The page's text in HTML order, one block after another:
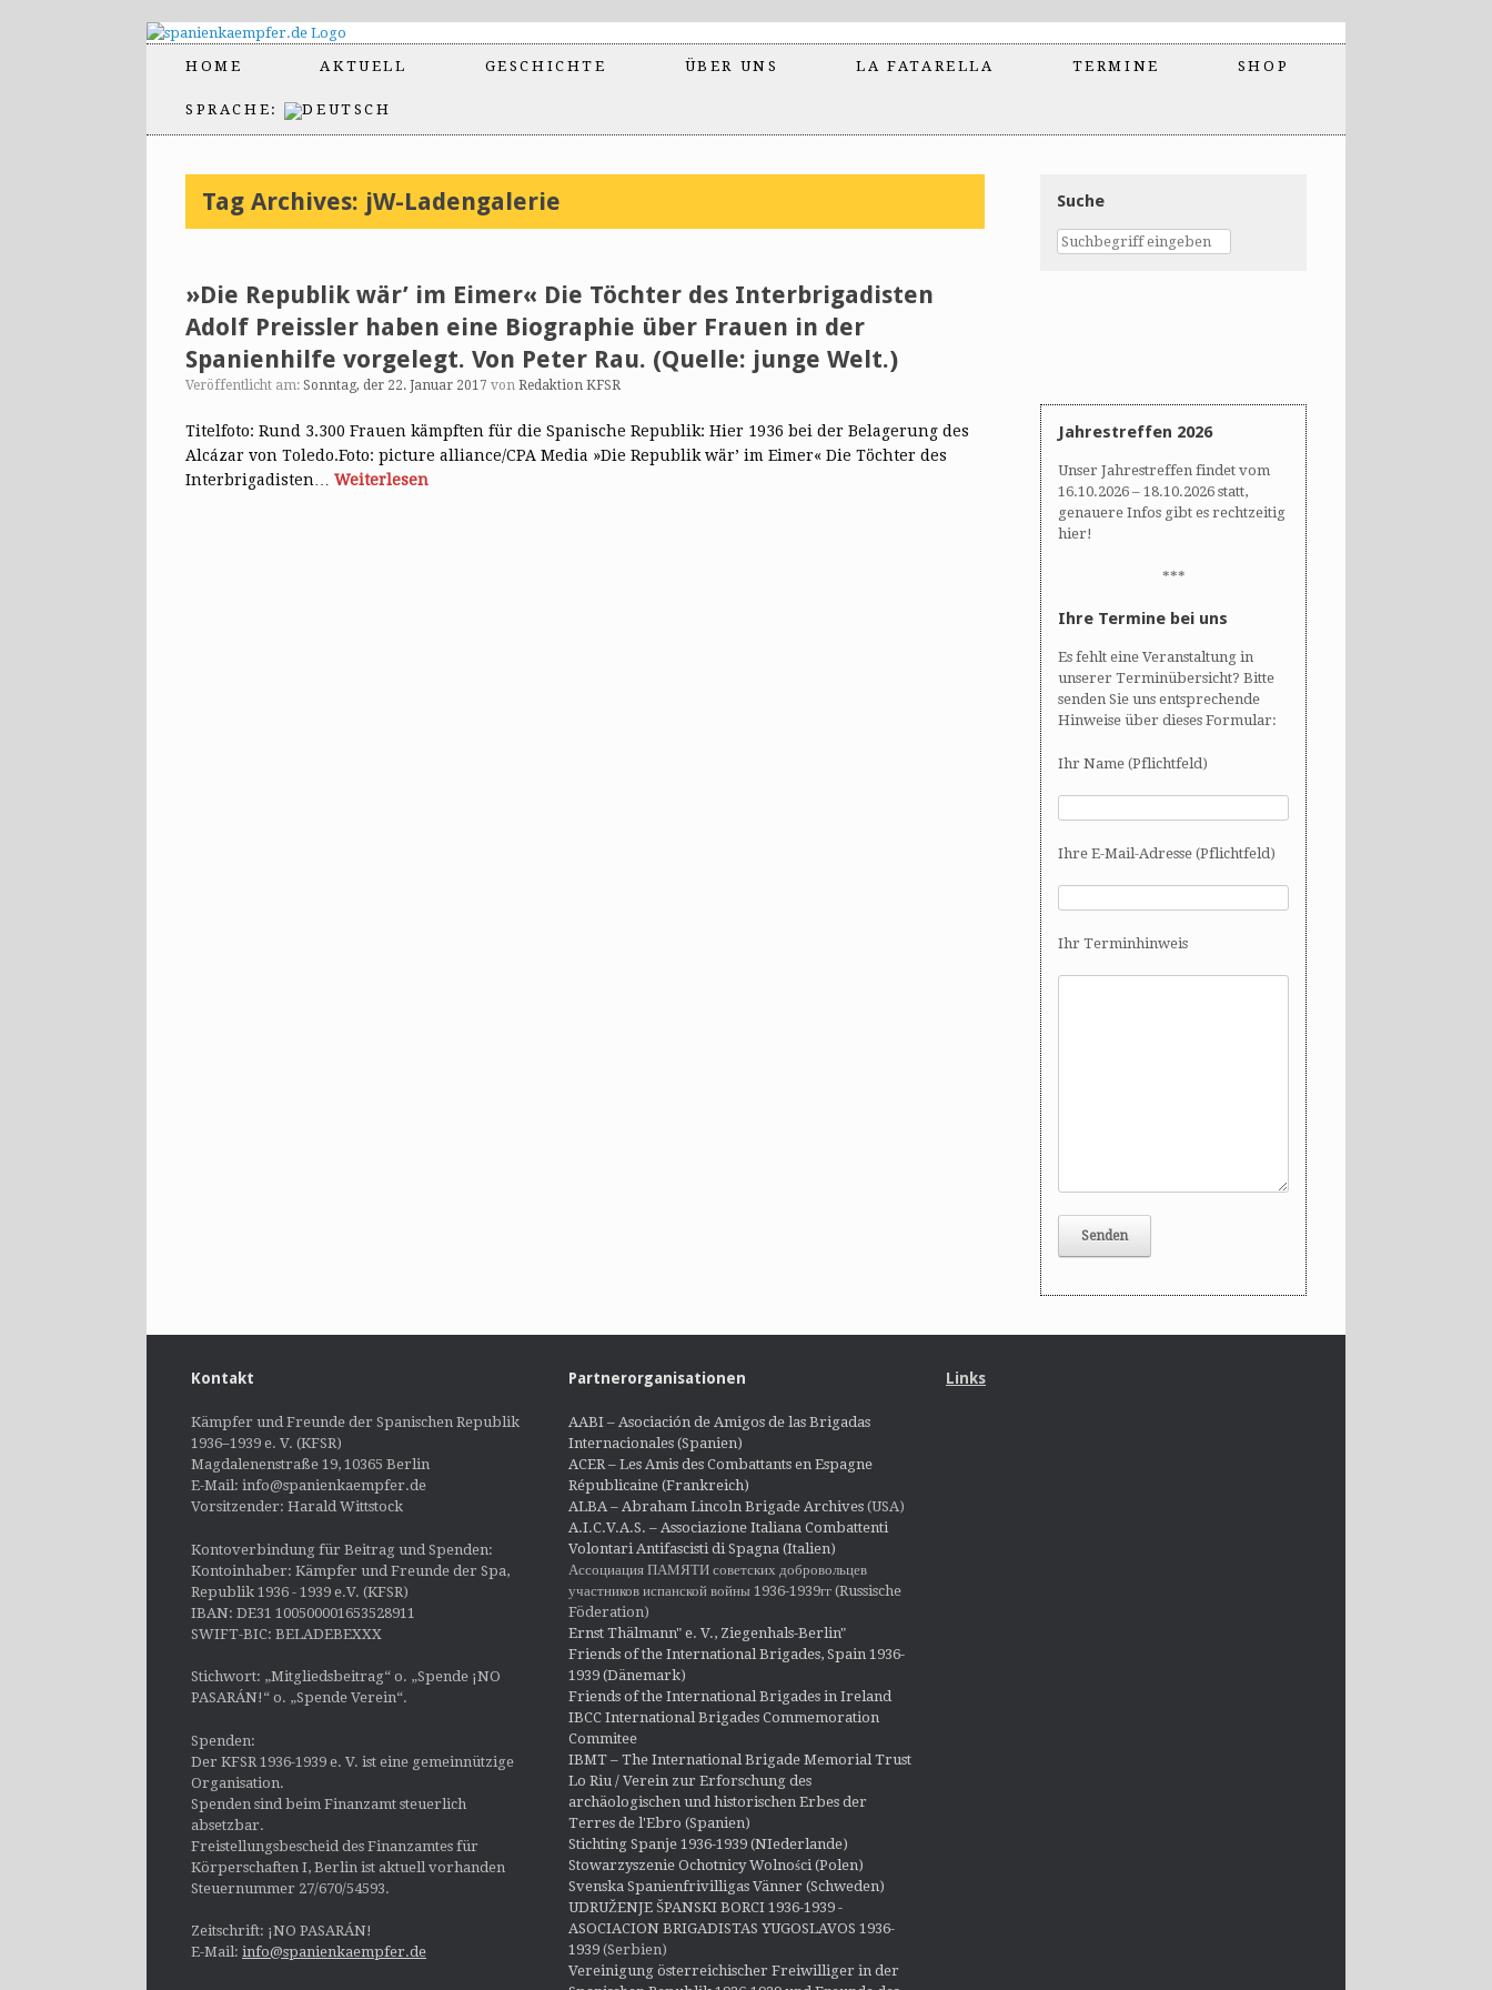
HOME AKTUELL GESCHICHTE ÜBER UNS LA FATARELLA TERMINE SHOP
SPRACHE:
Tag Archives: jW-Ladengalerie
»Die Republik wär’ im Eimer« Die Töchter des Interbrigadisten
Adolf Preissler haben eine Biographie über Frauen in der
Spanienhilfe vorgelegt. Von Peter Rau. (Quelle: junge Welt.)
Veröffentlicht am: Sonntag, der 22. Januar 2017 von Redaktion KFSR
Titelfoto: Rund 3.300 Frauen kämpften für die Spanische Republik: Hier 1936 bei der Belagerung des
Alcázar von Toledo.Foto: picture alliance/CPA Media »Die Republik wär’ im Eimer« Die Töchter des
Interbrigadisten… Weiterlesen
Suche
Jahrestreffen 2026
Unser Jahrestreffen findet vom
16.10.2026 – 18.10.2026 statt,
genauere Infos gibt es rechtzeitig
hier!
***
Ihre Termine bei uns
Es fehlt eine Veranstaltung in
unserer Terminübersicht? Bitte
senden Sie uns entsprechende
Hinweise über dieses Formular:
Ihr Name (Pflichtfeld)
Ihre E-Mail-Adresse (Pflichtfeld)
Ihr Terminhinweis
Kontakt
Kämpfer und Freunde der Spanischen Republik
1936–1939 e. V. (KFSR)
Magdalenenstraße 19, 10365 Berlin
E-Mail: info@spanienkaempfer.de
Vorsitzender: Harald Wittstock
Kontoverbindung für Beitrag und Spenden:
Kontoinhaber: Kämpfer und Freunde der Spa,
Republik 1936 - 1939 e.V. (KFSR)
IBAN: DE31 100500001653528911
SWIFT-BIC: BELADEBEXXX
Stichwort: „Mitgliedsbeitrag“ o. „Spende ¡NO
PASARÁN!“ o. „Spende Verein“.
Spenden:
Der KFSR 1936-1939 e. V. ist eine gemeinnützige
Organisation.
Spenden sind beim Finanzamt steuerlich
absetzbar.
Freistellungsbescheid des Finanzamtes für
Körperschaften I, Berlin ist aktuell vorhanden
Steuernummer 27/670/54593.
Zeitschrift: ¡NO PASARÁN!
E-Mail: info@spanienkaempfer.de
Partnerorganisationen
AABI – Asociación de Amigos de las Brigadas
Internacionales (Spanien)
ACER – Les Amis des Combattants en Espagne
Républicaine (Frankreich)
ALBA – Abraham Lincoln Brigade Archives(USA)
A.I.C.V.A.S. – Associazione Italiana Combattenti
Volontari Antifascisti di Spagna (Italien)
Ассоциация ПАМЯТИ советских добровольцев
участников испанской войны 1936-1939гг (Russische
Föderation)
Ernst Thälmann" e. V., Ziegenhals-Berlin"
Friends of the International Brigades, Spain 1936-
1939 (Dänemark)
Friends of the International Brigades in Ireland
IBCC International Brigades Commemoration
Commitee
IBMT – The International Brigade Memorial Trust
Lo Riu / Verein zur Erforschung des
archäologischen und historischen Erbes der
Terres de l'Ebro (Spanien)
Stichting Spanje 1936-1939 (NIederlande)
Stowarzyszenie Ochotnicy Wolności (Polen)
Svenska Spanienfrivilligas Vänner (Schweden)
UDRUŽENJE ŠPANSKI BORCI 1936-1939 -
ASOCIACION BRIGADISTAS YUGOSLAVOS 1936-
1939(Serbien)
Vereinigung österreichischer Freiwilliger in der
Links